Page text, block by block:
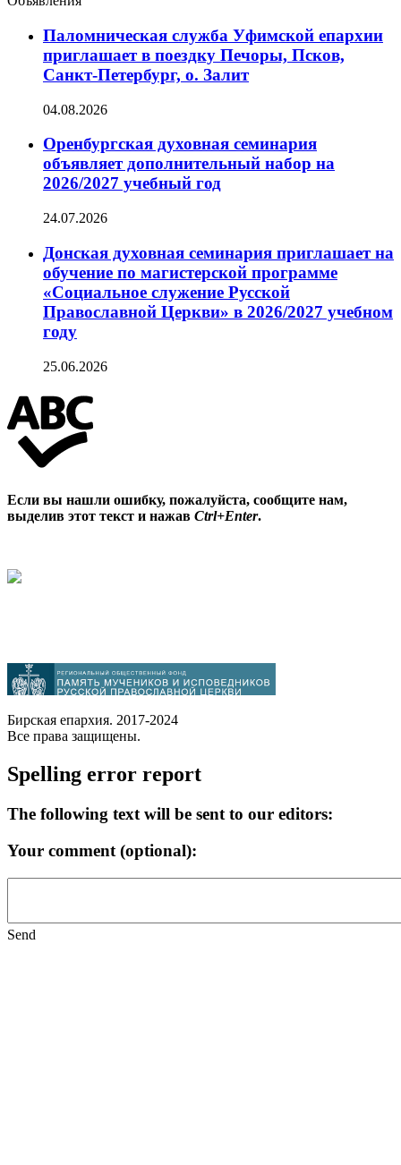
Паломническая служба Уфимской епархии
приглашает в поездку Печоры, Псков,
Санкт-Петербург, о. Залит
04.08.2026
Оренбургская духовная семинария
объявляет дополнительный набор на
2026/2027 учебный год
24.07.2026
Донская духовная семинария приглашает на
обучение по магистерской программе
«Социальное служение Русской
Православной Церкви» в 2026/2027 учебном
году
25.06.2026
Если вы нашли ошибку, пожалуйста, сообщите нам,
выделив этот текст и нажав Ctrl+Enter.
Бирская епархия. 2017-2024
Все права защищены.
Spelling error report
The following text will be sent to our editors:
Your comment (optional):
Send